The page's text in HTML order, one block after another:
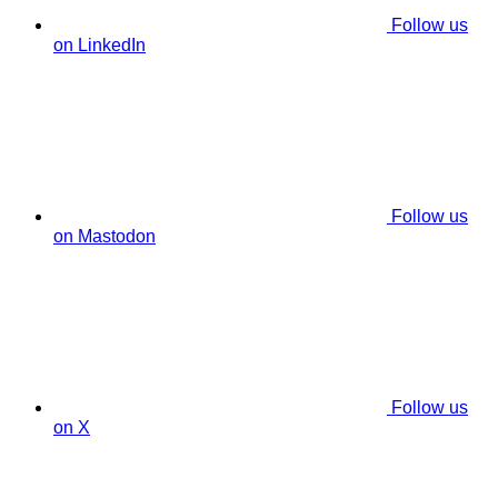
Follow us
on LinkedIn
Follow us
on Mastodon
Follow us
on X